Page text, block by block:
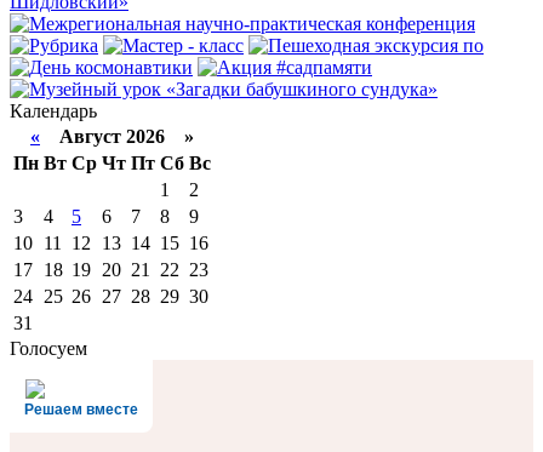
Календарь
« Август 2026 »
Пн Вт Ср Чт Пт Сб Вс
1
2
3
4 5 6 7 8
9
10 11 12 13 14 15 16
17 18 19 20 21 22 23
24 25 26 27 28 29 30
31
Голосуем
Решаем вместе